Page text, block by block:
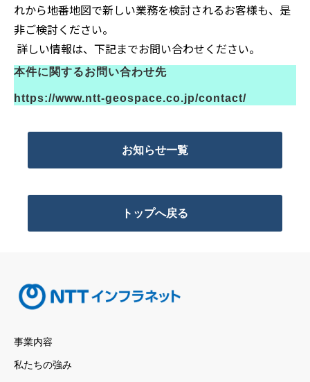
れから地番地図で新しい業務を検討されるお客様も、是
非ご検討ください。
詳しい情報は、下記までお問い合わせください。
本件に関するお問い合わせ先
https://www.ntt-geospace.co.jp/contact/
お知らせ一覧
トップへ戻る
事業内容
私たちの強み